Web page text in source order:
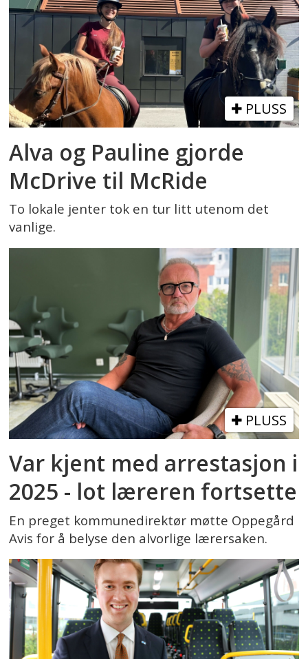
PLUSS
Alva og Pauline gjorde
McDrive til McRide
To lokale jenter tok en tur litt utenom det
vanlige.
PLUSS
Var kjent med arrestasjon i
2025 - lot læreren fortsette
En preget kommunedirektør møtte Oppegård
Avis for å belyse den alvorlige lærersaken.